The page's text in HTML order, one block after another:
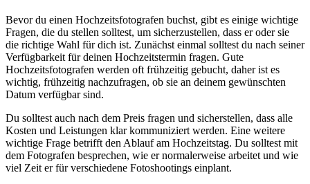
Bevor du einen Hochzeitsfotografen buchst, gibt es einige wichtige
Fragen, die du stellen solltest, um sicherzustellen, dass er oder sie
die richtige Wahl für dich ist. Zunächst einmal solltest du nach seiner
Verfügbarkeit für deinen Hochzeitstermin fragen. Gute
Hochzeitsfotografen werden oft frühzeitig gebucht, daher ist es
wichtig, frühzeitig nachzufragen, ob sie an deinem gewünschten
Datum verfügbar sind.
Du solltest auch nach dem Preis fragen und sicherstellen, dass alle
Kosten und Leistungen klar kommuniziert werden. Eine weitere
wichtige Frage betrifft den Ablauf am Hochzeitstag. Du solltest mit
dem Fotografen besprechen, wie er normalerweise arbeitet und wie
viel Zeit er für verschiedene Fotoshootings einplant.